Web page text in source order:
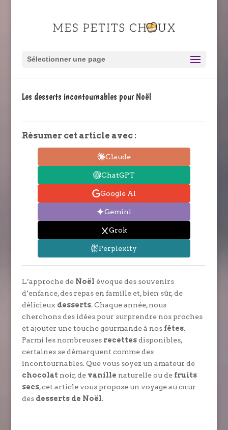
Sélectionner une page
Les desserts incontournables pour Noël
Résumer cet article avec :
Claude
ChatGPT
Google AI
Gemini
Grok
Perplexity
L’approche de Noël évoque des souvenirs
d’enfance, des repas en famille et, bien sûr, de
délicieux desserts. Chaque année, nous
cherchons des idées pour surprendre nos proches
et ajouter une touche gourmande à nos fêtes.
Parmi les nombreuses recettesdisponibles,
certaines se démarquent comme des
incontournables. Que vous soyez un amateur de
chocolat noir, de vanille naturelle ou de fruits
secs, cet article vous propose un voyage au cœur
des desserts de Noël.